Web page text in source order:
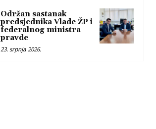
Održan sastanak
predsjednika Vlade ŽP i
federalnog ministra
pravde
23. srpnja 2026.